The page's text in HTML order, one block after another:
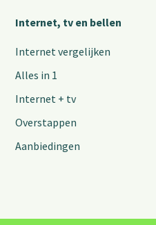
Internet, tv en bellen
Internet vergelijken
Alles in 1
Internet + tv
Overstappen
Aanbiedingen